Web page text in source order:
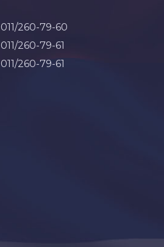
011/260-79-60
011/260-79-61
011/260-79-61